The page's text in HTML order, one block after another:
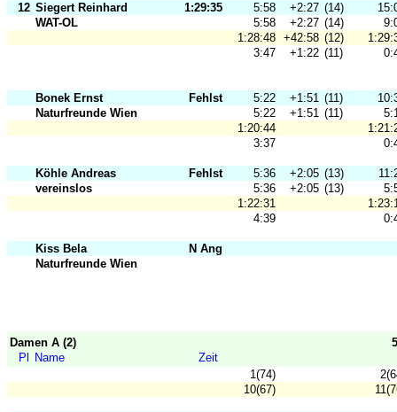
12 Siegert Reinhard 1:29:35 5:58 +2:27 (14)
WAT-OL
5:58 +2:27 (14)
1:28:48 +42:58 (12)
3:47
+1:22 (11)
Bonek Ernst Fehlst 5:22 +1:51 (11)
Naturfreunde Wien
5:22 +1:51 (11)
1:20:44
3:37
Köhle Andreas Fehlst 5:36 +2:05 (13)
vereinslos
5:36 +2:05 (13)
1:22:31
4:39
Kiss Bela
N Ang
Naturfreunde Wien
Damen A (2)
Pl
Name
Zeit
1(74)
10(67)